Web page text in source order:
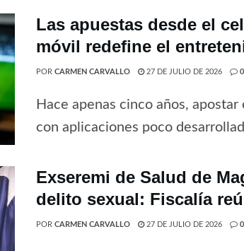
Las apuestas desde el
móvil redefine el
POR CARMEN CARVALLO 27 DE JULIO DE 2026 0
Hace apenas cinco años,
con aplicaciones poco
Exseremi de Salud de
delito sexual: Fiscalía
POR CARMEN CARVALLO 27 DE JULIO DE 2026 0